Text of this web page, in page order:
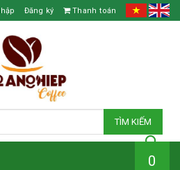
Đăng ký Thanh toán
TÌM KIẾM
0